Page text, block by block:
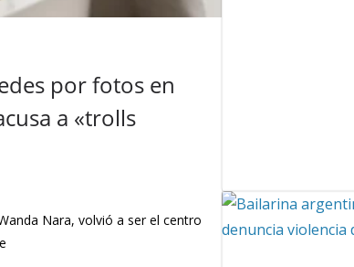
por fotos en
a «trolls
Nara, volvió a ser el centro